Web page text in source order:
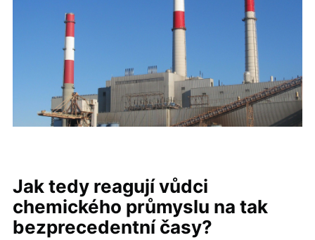
Jak tedy reagují vůdci
chemického průmyslu na tak
bezprecedentní časy?